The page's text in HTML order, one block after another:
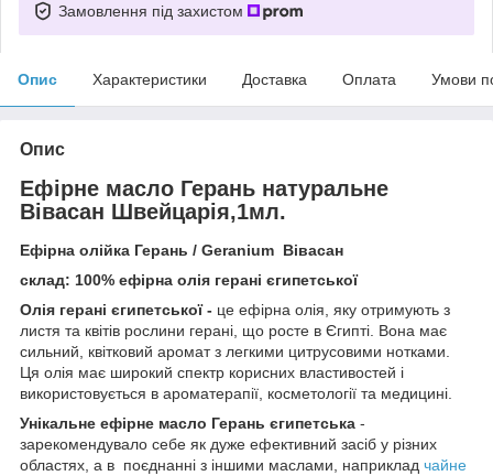
Замовлення під захистом
Опис Характеристики Доставка Оплата Умови
Опис
Ефірне масло Герань натуральне
Вівасан Швейцарія,1мл.
Ефірна олійка Герань / Geranium Вівасан
склад: 100% ефірна олія герані єгипетської
Олія герані єгипетської - це ефірна олія, яку отримують з
листя та квітів рослини герані, що росте в Єгипті. Вона має
сильний, квітковий аромат з легкими цитрусовими нотками.
Ця олія має широкий спектр корисних властивостей і
використовується в ароматерапії, косметології та медицині.
Унікальне ефірне масло Герань єгипетська -
зарекомендувало себе як дуже ефективний засіб у різних
областях, а в поєднанні з іншими маслами, наприклад чайне